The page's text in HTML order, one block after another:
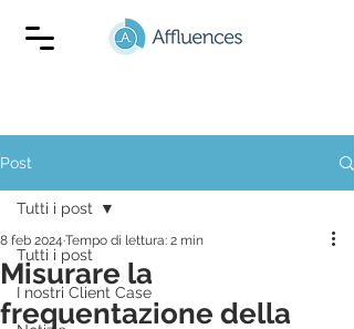
Post
Tutti i post
I nostri Client Case
Tutti i post
Misurare la
frequentazione della
8 feb 2024 Tempo di lettura: 2 min